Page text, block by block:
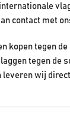
contact met
kopen tegen
tegen de
leveren wij